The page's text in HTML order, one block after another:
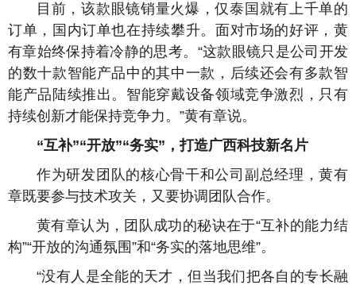
目前，该款眼镜销量火爆，仅泰国就有上千单的
订单，国内订单也在持续攀升。面对市场的好评，黄
有章始终保持着冷静的思考。“这款眼镜只是公司开发
的数十款智能产品中的其中一款，后续还会有多款智
能产品陆续推出。智能穿戴设备领域竞争激烈，只有
持续创新才能保持竞争力。”黄有章说。
“互补”“开放”“务实”，打造广西科技新名片
作为研发团队的核心骨干和公司副总经理，黄有
章既要参与技术攻关，又要协调团队合作。
黄有章认为，团队成功的秘诀在于“互补的能力结
构”“开放的沟通氛围”和“务实的落地思维”。
“没有人是全能的天才，但当我们把各自的专长融